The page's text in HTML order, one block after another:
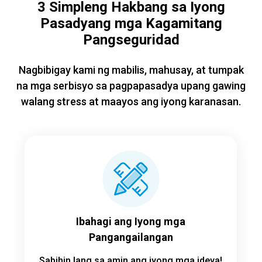
3 Simpleng Hakbang sa Iyong
Pasadyang mga Kagamitang
Pangseguridad
Nagbibigay kami ng mabilis, mahusay, at tumpak
na mga serbisyo sa pagpapasadya upang gawing
walang stress at maayos ang iyong karanasan.
Ibahagi ang Iyong mga
Pangangailangan